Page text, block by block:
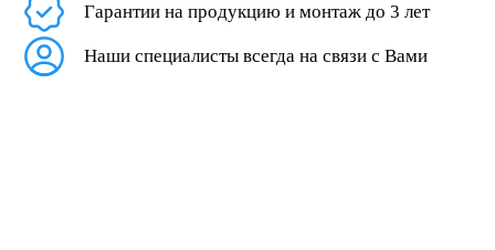
Гарантии на продукцию и монтаж до 3 лет
Наши специалисты всегда на связи с Вами